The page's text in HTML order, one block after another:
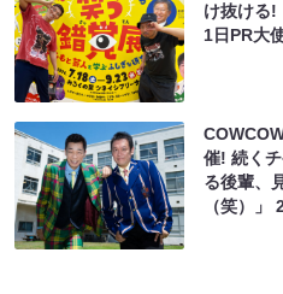
け抜ける!
1日PR大
催! 続く
る後輩、
（笑）」